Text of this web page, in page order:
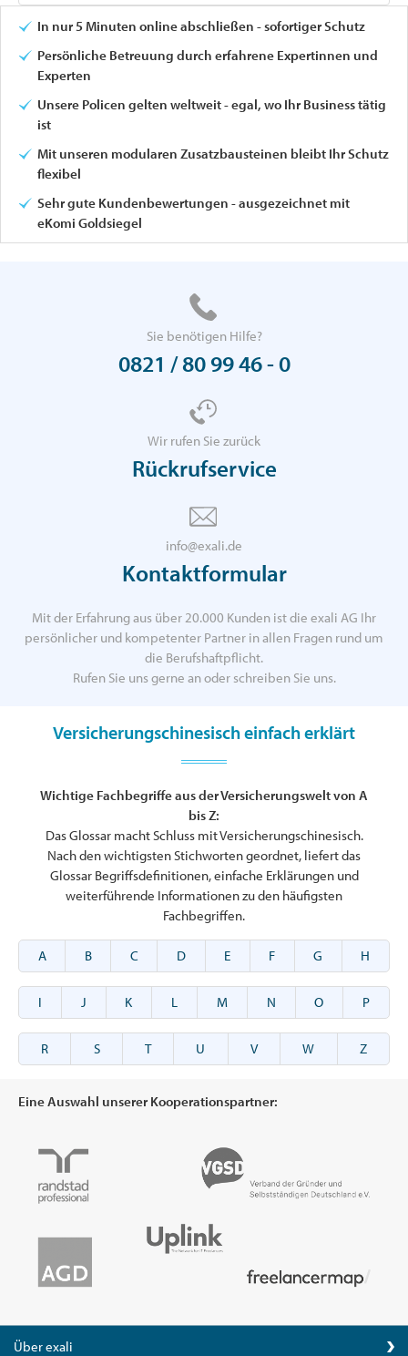
In nur 5 Minuten online abschließen - sofortiger Schutz
Persönliche Betreuung durch erfahrene Expertinnen und
Experten
Unsere Policen gelten weltweit - egal, wo Ihr Business tätig
ist
Mit unseren modularen Zusatzbausteinen bleibt Ihr Schutz
flexibel
Sehr gute Kundenbewertungen - ausgezeichnet mit
eKomi Goldsiegel
Sie benötigen Hilfe?
0821 / 80 99 46 - 0
Wir rufen Sie zurück
Rückrufservice
info@exali.de
Kontaktformular
Mit der Erfahrung aus über 20.000 Kunden ist die exali AG Ihr
persönlicher und kompetenter Partner in allen Fragen rund um
die Berufshaftpflicht.
Rufen Sie uns gerne an oder schreiben Sie uns.
Versicherungschinesisch einfach erklärt
Wichtige Fachbegriffe aus der Versicherungswelt von A
bis Z:
Das Glossar macht Schluss mit Versicherungschinesisch.
Nach den wichtigsten Stichworten geordnet, liefert das
Glossar Begriffsdefinitionen, einfache Erklärungen und
weiterführende Informationen zu den häufigsten
Fachbegriffen.
A B C D E F G H
I J K L M N O P
R S T U V W Z
Eine Auswahl unserer Kooperationspartner:
Über exali